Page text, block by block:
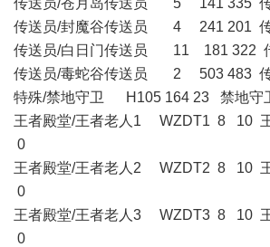
传送员/苍月岛传送员 5 141 335
传送员/封魔谷传送员 4 241 201
传送员/白日门传送员 11 181 322
传送员/毒蛇谷传送员 2 503 483
特殊/禁地守卫 H105 164 23 禁地
王者殿堂/王者老人1 WZDT1 8 10
0
王者殿堂/王者老人2 WZDT2 8 10
0
王者殿堂/王者老人3 WZDT3 8 10
0